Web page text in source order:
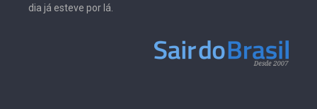
dia já esteve por lá.